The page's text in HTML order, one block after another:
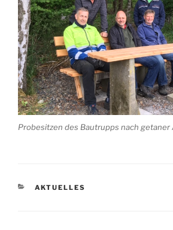
Probesitzen des Bautrupps nach getaner
KATEGORIEN
AKTUELLES